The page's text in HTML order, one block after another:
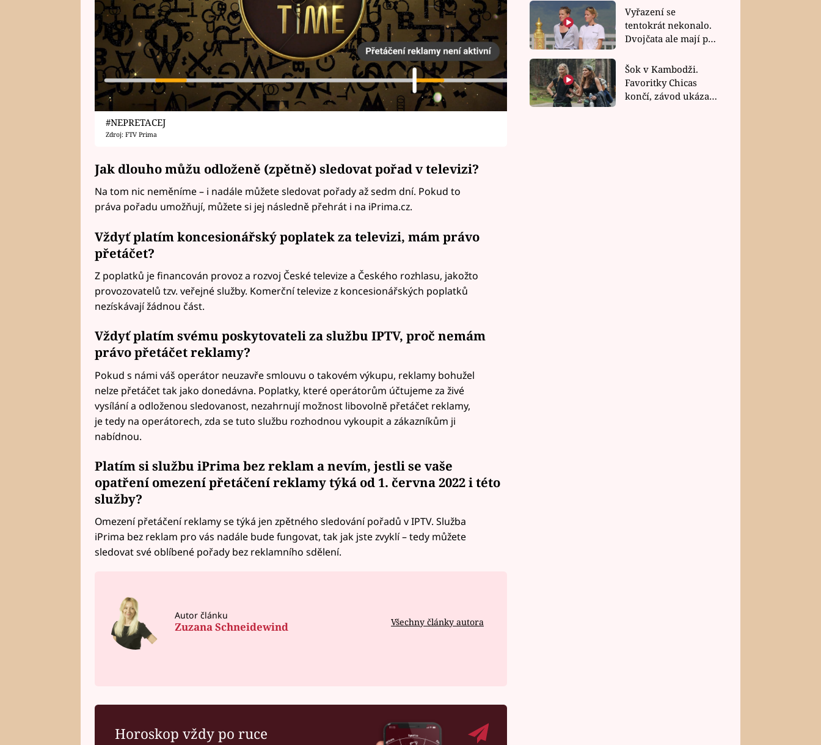
#NEPRETACEJ
Zdroj: FTV Prima
Jak dlouho můžu odloženě (zpětně) sledovat pořad v televizi?
Na tom nic neměníme – i nadále můžete sledovat pořady až sedm dní. Pokud to
práva pořadu umožňují, můžete si jej následně přehrát i na iPrima.cz.
Vždyť platím koncesionářský poplatek za televizi, mám právo
přetáčet?
Z poplatků je financován provoz a rozvoj České televize a Českého rozhlasu, jakožto
provozovatelů tzv. veřejné služby. Komerční televize z koncesionářských poplatků
nezískávají žádnou část.
Vždyť platím svému poskytovateli za službu IPTV, proč nemám
právo přetáčet reklamy?
Pokud s námi váš operátor neuzavře smlouvu o takovém výkupu, reklamy bohužel
nelze přetáčet tak jako donedávna. Poplatky, které operátorům účtujeme za živé
vysílání a odloženou sledovanost, nezahrnují možnost libovolně přetáčet reklamy,
je tedy na operátorech, zda se tuto službu rozhodnou vykoupit a zákazníkům ji
nabídnou.
Platím si službu iPrima bez reklam a nevím, jestli se vaše
opatření omezení přetáčení reklamy týká od 1. června 2022 i této
služby?
Omezení přetáčení reklamy se týká jen zpětného sledování pořadů v IPTV. Služba
iPrima bez reklam pro vás nadále bude fungovat, tak jak jste zvyklí – tedy můžete
sledovat své oblíbené pořady bez reklamního sdělení.
Autor článku
Zuzana Schneidewind Všechny články autora
Horoskop vždy po ruce
rychlé recepty
Vyřazení se
tentokrát nekonalo.
Dvojčata ale mají po
závodu nůž na krku
Šok v Kambodži.
Favoritky Chicas
končí, závod ukázal